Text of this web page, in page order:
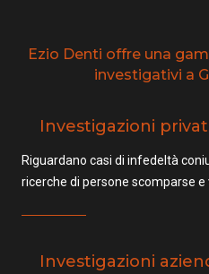
Ezio Denti offre una
investigativi a
Investigazioni
Riguardano casi di infedeltà
ricerche di persone scomparse e
Investigazioni